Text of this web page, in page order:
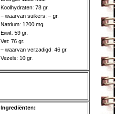
Koolhydraten: 78 gr.
– waarvan suikers: – gr.
Natrium: 1200 mg.
Eiwit: 59 gr.
Vet: 76 gr.
– waarvan verzadigd: 46 gr.
Vezels: 10 gr.
Ingrediënten: